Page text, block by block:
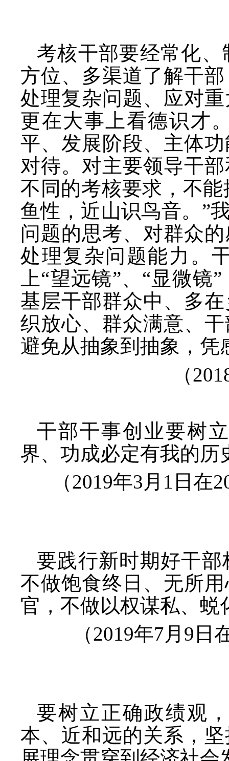
考核干部要经常化
方位、多渠道了解干
处理复杂问题、应对
更在大事上看德识才
平、发展阶段、主体
对待。对主要领导干
不同的考核要求，不能
鱼性，近山识鸟音。”
问题的思考、对群众
处理复杂问题能力。
上“望远镜”、“显微
基层干部群众中、多
织放心、群众满意、
避免从抽象到抽象，凭
（
干部干事创业要树
界、功成必定有我的历
（2019年3月1日在
要践行新时期好干
不做饱食终日、无所
官，不做以权谋私、蜕
（2019年7月9日
要树立正确政绩观
本、近和远的关系，